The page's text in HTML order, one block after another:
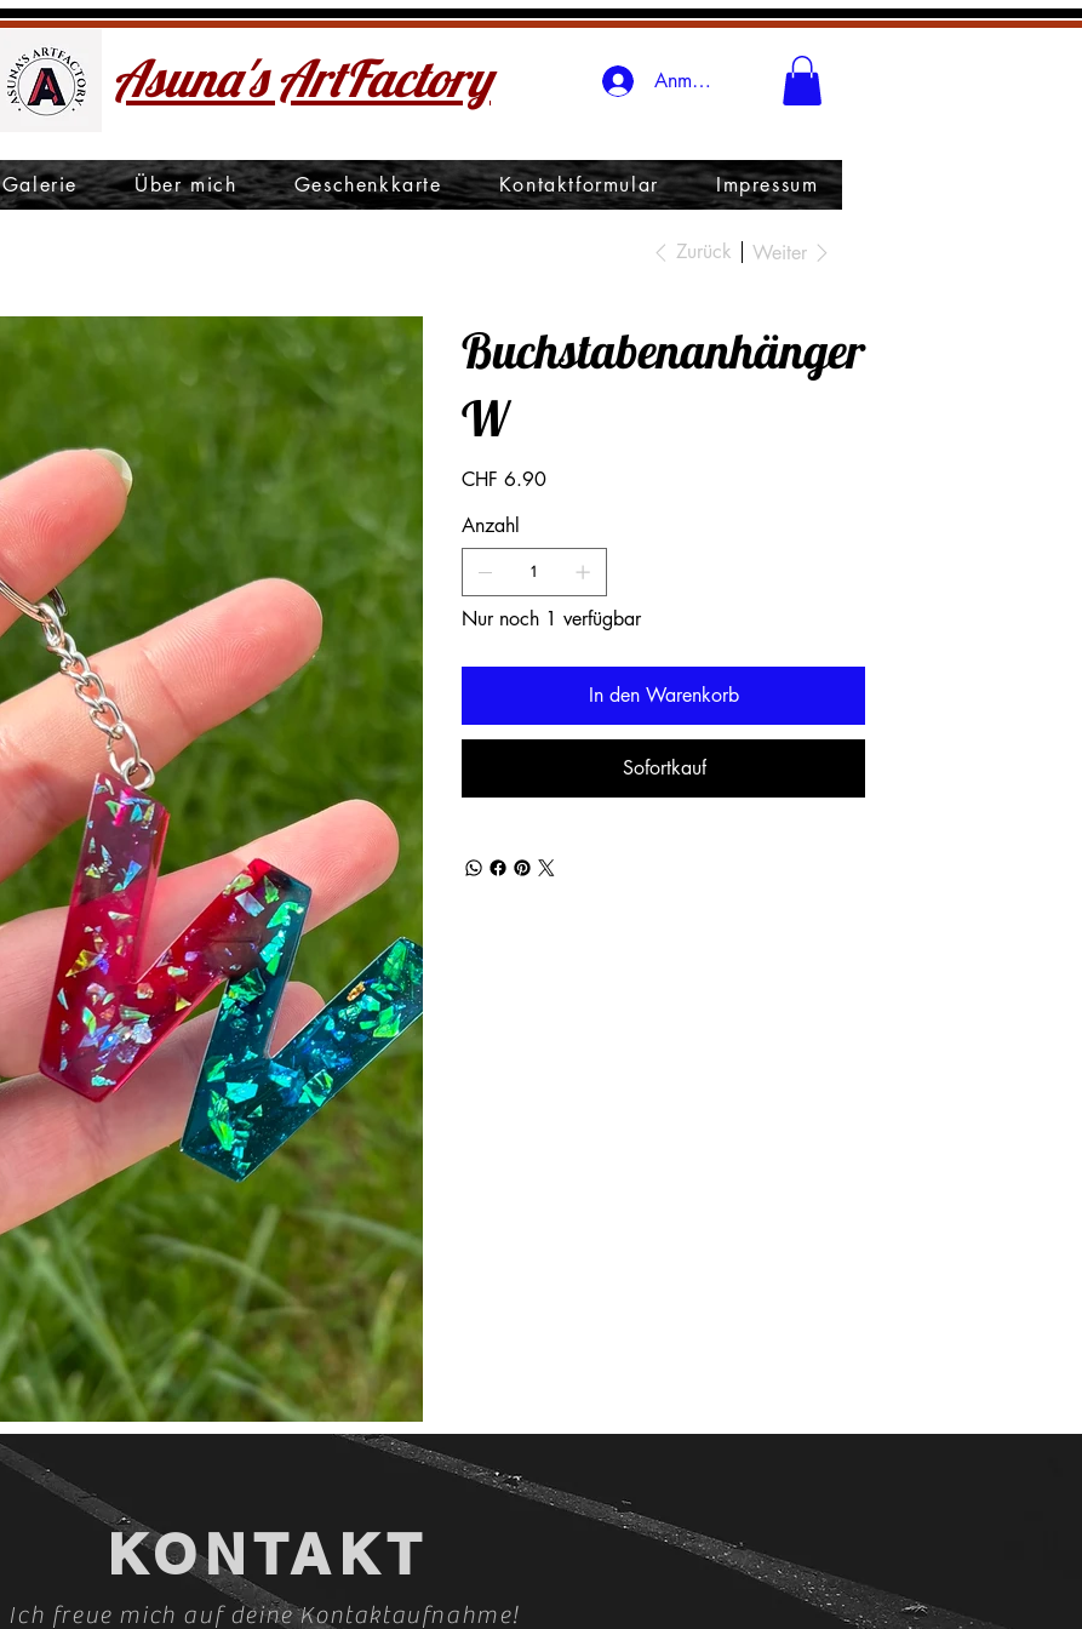
Asuna's ArtFactory Anmelden
Galerie Über mich Geschenkkarte Kontaktformular Impressum
Zurück Weiter
Buchstabenanhänger
W
Preis
CHF 6.90
Anzahl
Nur noch 1 verfügbar
In den Warenkorb
Sofortkauf
KONTAKT
Ich freue mich auf deine Kontaktaufnahme!